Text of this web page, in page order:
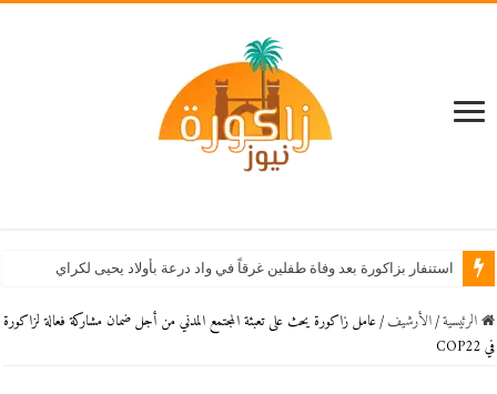
استنفار بزاكورة بعد وفاة طفلين غرقاً في واد درعة بأولاد يحيى لكراير
الرئيسية / اﻷرشيف / عامل زاكورة يحث على تعبئة المجتمع المدني من أجل ضمان مشاركة فعالة لزاكورة
في COP22